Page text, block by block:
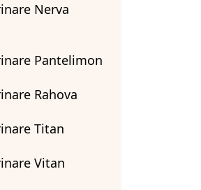
Nerva
Pantelimon
Rahova
Titan
Vitan